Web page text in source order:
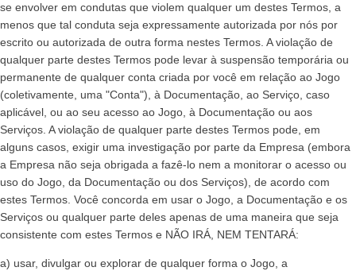
se envolver em condutas que violem qualquer um destes Termos, a
menos que tal conduta seja expressamente autorizada por nós por
escrito ou autorizada de outra forma nestes Termos. A violação de
qualquer parte destes Termos pode levar à suspensão temporária ou
permanente de qualquer conta criada por você em relação ao Jogo
(coletivamente, uma "Conta"), à Documentação, ao Serviço, caso
aplicável, ou ao seu acesso ao Jogo, à Documentação ou aos
Serviços. A violação de qualquer parte destes Termos pode, em
alguns casos, exigir uma investigação por parte da Empresa (embora
a Empresa não seja obrigada a fazê-lo nem a monitorar o acesso ou
uso do Jogo, da Documentação ou dos Serviços), de acordo com
estes Termos. Você concorda em usar o Jogo, a Documentação e os
Serviços ou qualquer parte deles apenas de uma maneira que seja
consistente com estes Termos e NÃO IRÁ, NEM TENTARÁ:
a) usar, divulgar ou explorar de qualquer forma o Jogo, a